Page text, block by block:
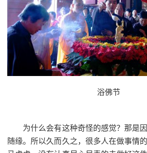
浴佛节
为什么会有这种奇怪的感觉？那是因
随缘。所以久而久之，很多人在做事情